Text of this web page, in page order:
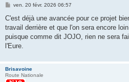
M
s
a
g
ven. 20 févr. 2026 06:57
C'est déjà une avancée pour ce projet
travail derrière et que l'on sera encore
puisque comme dit JOJO, rien ne sera
l'Eure.
Brisavoine
Route Nationale